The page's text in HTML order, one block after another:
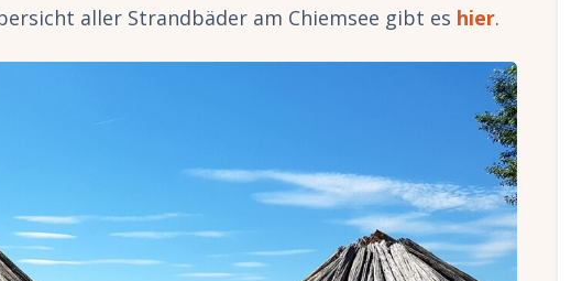
aller Strandbäder am Chiemsee gibt es hier.